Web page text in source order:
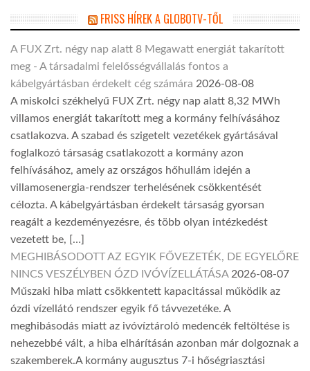
FRISS HÍREK A GLOBOTV-TŐL
A FUX Zrt. négy nap alatt 8 Megawatt energiát takarított
meg - A társadalmi felelősségvállalás fontos a
kábelgyártásban érdekelt cég számára 2026-08-08
A miskolci székhelyű FUX Zrt. négy nap alatt 8,32 MWh
villamos energiát takarított meg a kormány felhívásához
csatlakozva. A szabad és szigetelt vezetékek gyártásával
foglalkozó társaság csatlakozott a kormány azon
felhívásához, amely az országos hőhullám idején a
villamosenergia-rendszer terhelésének csökkentését
célozta. A kábelgyártásban érdekelt társaság gyorsan
reagált a kezdeményezésre, és több olyan intézkedést
vezetett be, […]
MEGHIBÁSODOTT AZ EGYIK FŐVEZETÉK, DE EGYELŐRE
NINCS VESZÉLYBEN ÓZD IVÓVÍZELLÁTÁSA 2026-08-07
Műszaki hiba miatt csökkentett kapacitással működik az
ózdi vízellátó rendszer egyik fő távvezetéke. A
meghibásodás miatt az ivóvíztároló medencék feltöltése is
nehezebbé vált, a hiba elhárításán azonban már dolgoznak a
szakemberek.A kormány augusztus 7-i hőségriasztási